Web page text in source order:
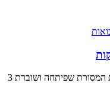
משפחת שוברי שיאים מאילינוי ממשיכה את המסורת שפיתחה ושוברת 3